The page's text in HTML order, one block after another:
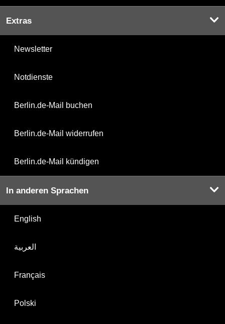
Extras
Newsletter
Notdienste
Berlin.de-Mail buchen
Berlin.de-Mail widerrufen
Berlin.de-Mail kündigen
In anderen Sprachen
English
العربية
Français
Polski